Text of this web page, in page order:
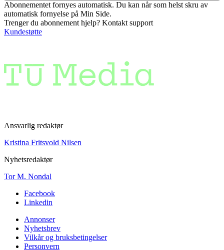
Abonnementet fornyes automatisk. Du kan når som helst skru av
automatisk fornyelse på Min Side.
Trenger du abonnement hjelp? Kontakt support
Kundestøtte
Ansvarlig redaktør
Kristina Fritsvold Nilsen
Nyhetsredaktør
Tor M. Nondal
Facebook
Linkedin
Annonser
Nyhetsbrev
Vilkår og bruksbetingelser
Personvern